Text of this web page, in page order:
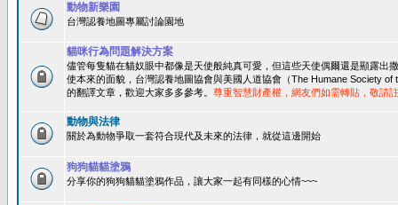
動物新樂園
台灣認養地圖專屬討論園地
貓咪行為問題解決方案
儘管每隻貓在貓奴眼中都像是天使般純真可愛，但這些天使偶爾還是顯露出
使本來的面貌，台灣認養地圖協會與美國人道協會（The Humane Society
的翻譯文章，歡迎大家多多參考。 尊重智慧財產權，網友們如需轉貼，敬請
動物與法律
關於為動物爭取一套符合現代及未來的法律，就從這邊開始
狗狗貓貓塗鴉
分享你的狗狗貓貓塗鴉作品，讓大家一起有同樣的心情~~~